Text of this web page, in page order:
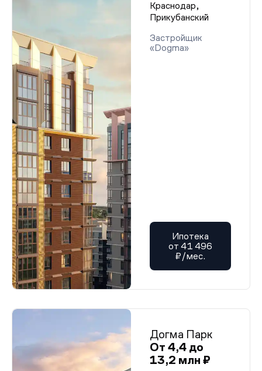
Краснодар,
Прикубанский
Застройщик
«Dogma»
Ипотека
от 41 496
₽/мес.
Догма Парк
От 4,4 до
13,2 млн ₽